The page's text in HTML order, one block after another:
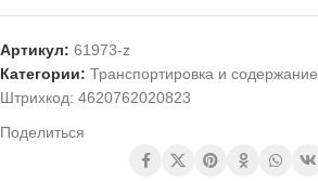
Артикул: 61973-z
Категории: Транспортировка и содержание
Штрихкод: 4620762020823
Поделиться